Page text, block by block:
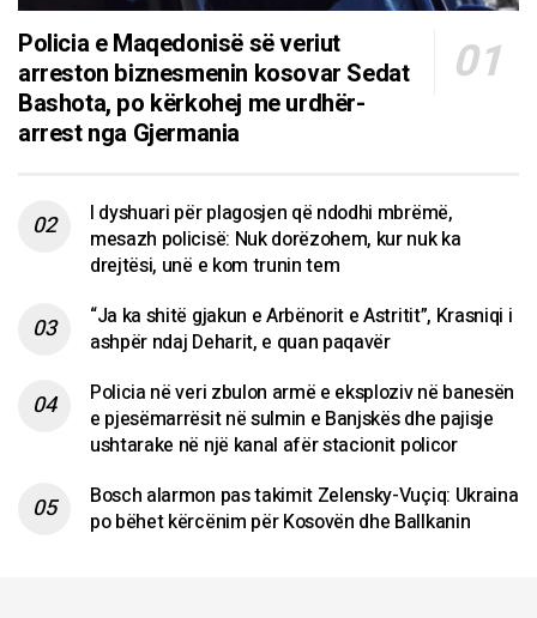
Policia e Maqedonisë së veriut
arreston biznesmenin kosovar Sedat
Bashota, po kërkohej me urdhër-
arrest nga Gjermania
I dyshuari për plagosjen që ndodhi mbrëmë,
mesazh policisë: Nuk dorëzohem, kur nuk ka
drejtësi, unë e kom trunin tem
“Ja ka shitë gjakun e Arbënorit e Astritit”, Krasniqi i
ashpër ndaj Deharit, e quan paqavër
Policia në veri zbulon armë e eksploziv në banesën
e pjesëmarrësit në sulmin e Banjskës dhe pajisje
ushtarake në një kanal afër stacionit policor
Bosch alarmon pas takimit Zelensky-Vuçiq: Ukraina
po bëhet kërcënim për Kosovën dhe Ballkanin